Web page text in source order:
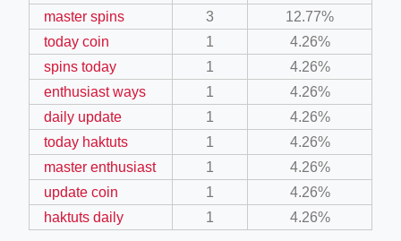
master spins
3
12.77%
today coin
1
4.26%
spins today
1
4.26%
enthusiast ways
1
4.26%
daily update
1
4.26%
today haktuts
1
4.26%
master enthusiast
1
4.26%
update coin
1
4.26%
haktuts daily
1 4.26%